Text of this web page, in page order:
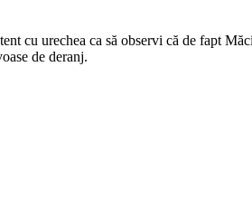
cu urechea ca să observi că de fapt
de deranj.